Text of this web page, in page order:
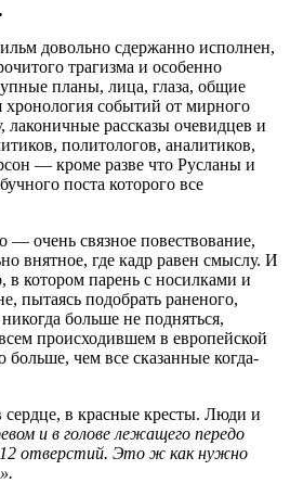
довольно сдержанно исполнен,
трагизма и особенно
планы, лица, глаза, общие
хронология событий от мирного
рассказы очевидцев и
политологов, аналитиков,
— кроме разве что Русланы и
поста которого все
— очень связное повествование,
внятное, где кадр равен смыслу. И
в котором па­рень с носилками и
пытаясь подобрать раненого,
больше не подняться,
происходившем в европейской
больше, чем все сказанные когда-
сердце, в красные кресты. Люди и
и в голове лежащего передо
12 отверстий. Это ж как нужно